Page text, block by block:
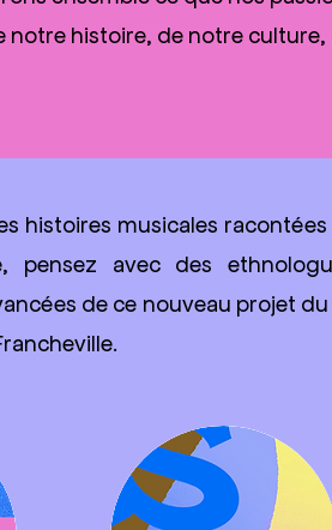
notre histoire, de notre
histoires musicales
pensez avec des
de ce nouveau projet